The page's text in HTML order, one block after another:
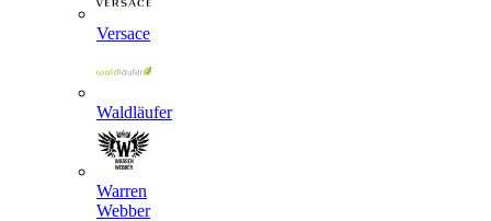
Versace
Waldläufer
Warren
Webber